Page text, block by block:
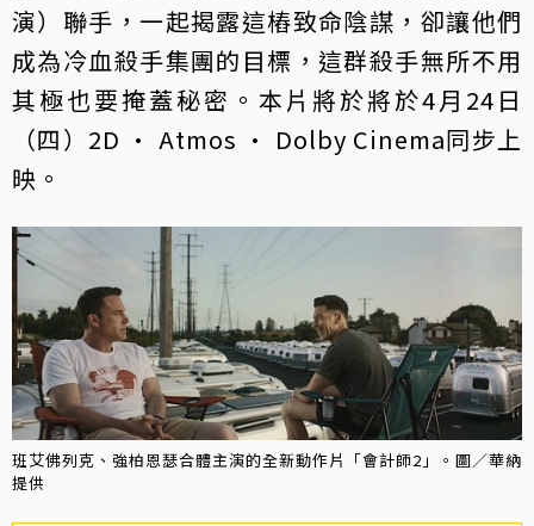
演）聯手，一起揭露這樁致命陰謀，卻讓他們
成為冷血殺手集團的目標，這群殺手無所不用
其極也要掩蓋秘密。本片將於將於4月24日
（四）2D · Atmos · Dolby Cinema同步上
映。
班艾佛列克、強柏恩瑟合體主演的全新動作片「會計師2」。圖／華納
提供